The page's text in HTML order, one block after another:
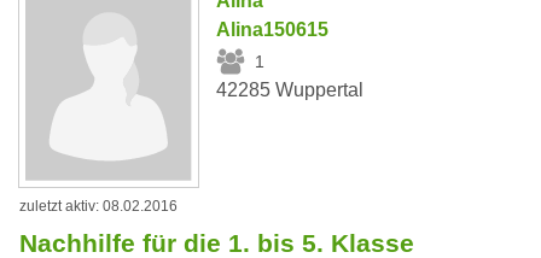
Alina150615
1
42285 Wuppertal
zuletzt aktiv: 08.02.2016
Nachhilfe für die 1. bis 5. Klasse